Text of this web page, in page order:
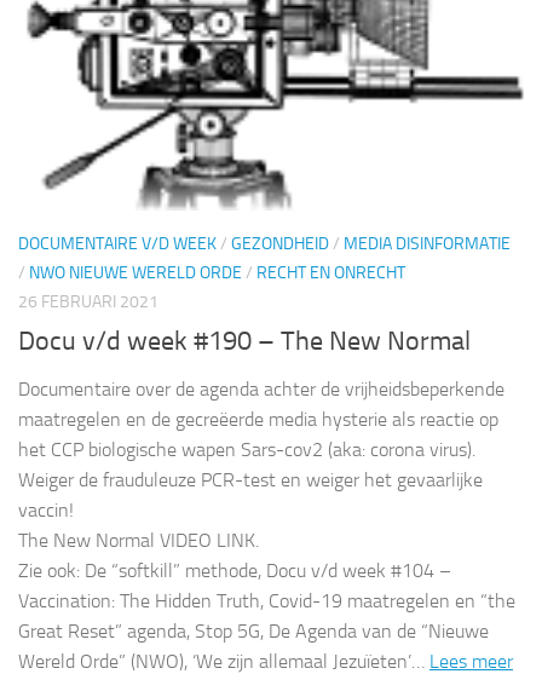
DOCUMENTAIRE V/D WEEK/ GEZONDHEID/ MEDIA DISINFORMATIE
/ NWO NIEUWE WERELD ORDE / RECHT EN ONRECHT
26 FEBRUARI 2021
Docu v/d week #190 – The New Normal
Documentaire over de agenda achter de vrijheidsbeperkende
maatregelen en de gecreëerde media hysterie als reactie op
het CCP biologische wapen Sars-cov2 (aka: corona virus).
Weiger de frauduleuze PCR-test en weiger het gevaarlijke
vaccin!
The New Normal VIDEO LINK.
Zie ook: De “softkill” methode, Docu v/d week #104 –
Vaccination: The Hidden Truth, Covid-19 maatregelen en “the
Great Reset” agenda, Stop 5G, De Agenda van de “Nieuwe
Wereld Orde” (NWO), ‘We zijn allemaal Jezuïeten’… Lees meer